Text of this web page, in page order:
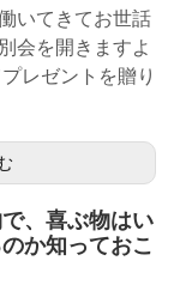
いてきてお世話
会を開きますよ
レゼントを贈り
、喜ぶ物はい
か知っておこ